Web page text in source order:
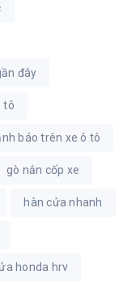
đây
tô
báo trên xe ô tô
gò nắn cốp xe
hàn cửa nhanh
honda hrv